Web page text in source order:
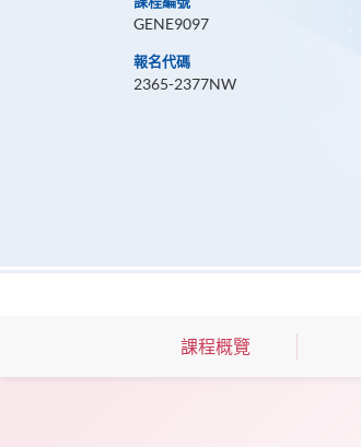
GENE9097
報名代碼
2365-2377NW
課程概覽